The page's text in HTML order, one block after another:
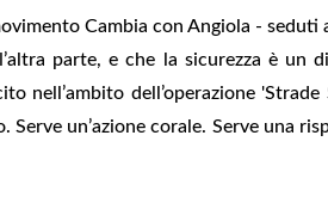
Cambia con Angiola - seduti
parte, e che la sicurezza è un
nell’ambito dell’operazione
un’azione corale. Serve una